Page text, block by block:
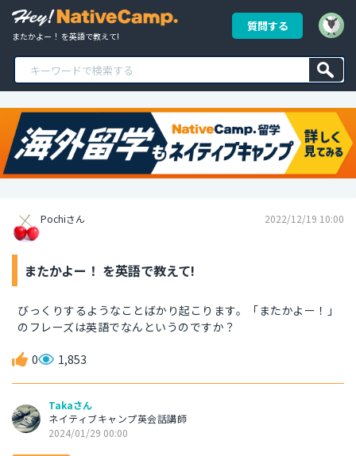
またかよー！ を英語で教えて!
質問する
Pochiさん 2022/12/19 10:00
またかよー！ を英語で教えて!
びっくりするようなことばかり起こります。「またかよー！」
のフレーズは英語でなんというのですか？
0 1,853
Takaさん
ネイティブキャンプ英会話講師
2024/01/29 00:00